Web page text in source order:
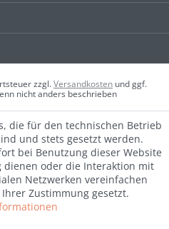
zzgl.Versandkosten und ggf.
nicht anders beschrieben
die für den technischen Betrieb
und stets gesetzt werden.
bei Benutzung dieser Website
oder die Interaktion mit
Netzwerken vereinfachen
Zustimmung gesetzt.